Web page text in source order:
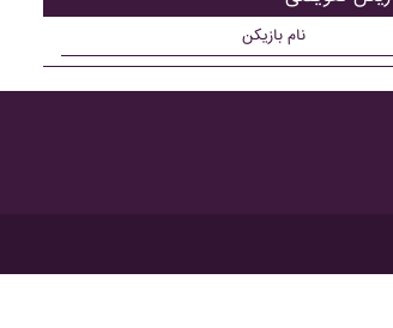
نام بازیکن